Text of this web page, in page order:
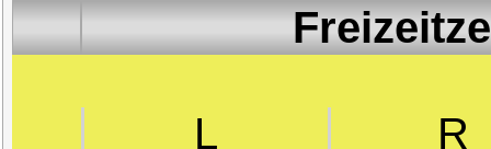
L R